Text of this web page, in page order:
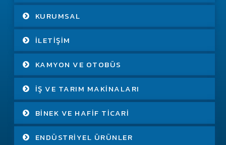
KURUMSAL
İLETIŞIM
KAMYON VE OTOBÜS
İŞ VE TARIM MAKINALARI
BINEK VE HAFIF TICARI
ENDÜSTRIYEL ÜRÜNLER